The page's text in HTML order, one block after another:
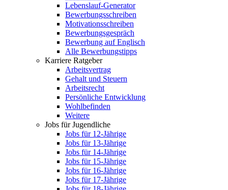
Lebenslauf-Generator
Bewerbungsschreiben
Motivationsschreiben
Bewerbungsgespräch
Bewerbung auf Englisch
Alle Bewerbungstipps
Karriere Ratgeber
Arbeitsvertrag
Gehalt und Steuern
Arbeitsrecht
Persönliche Entwicklung
Wohlbefinden
Weitere
Jobs für Jugendliche
Jobs für 12-Jährige
Jobs für 13-Jährige
Jobs für 14-Jährige
Jobs für 15-Jährige
Jobs für 16-Jährige
Jobs für 17-Jährige